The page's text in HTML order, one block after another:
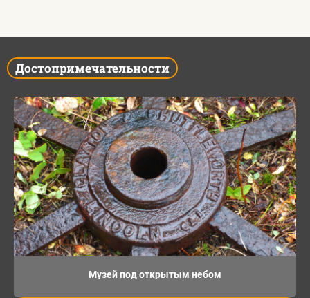
Достопримечательности
Музей под открытым небом